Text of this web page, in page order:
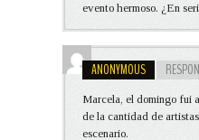
evento hermoso. ¿En
ANONYMOUS
Marcela, el domingo fui
de la cantidad de
escenario.